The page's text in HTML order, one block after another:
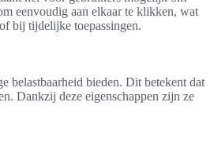
eenvoudig aan elkaar te klikken, wat
bij tijdelijke toepassingen.
belastbaarheid bieden. Dit betekent dat
Dankzij deze eigenschappen zijn ze